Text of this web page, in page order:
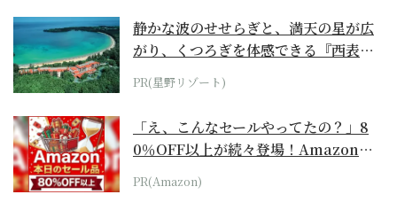
静かな波のせせらぎと、満天の星が広
がり、くつろぎを体感できる『西表島
ホテル by...
PR(星野リゾート)
「え、こんなセールやってたの？」8
0％OFF以上が続々登場！Amazonの
本気が...
PR(Amazon)